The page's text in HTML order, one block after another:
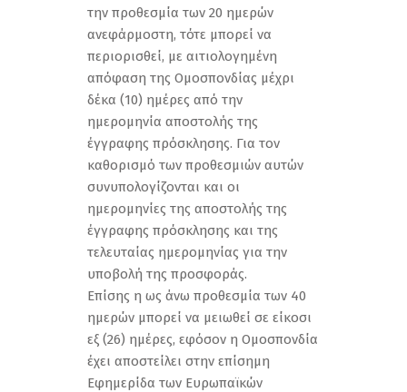
την προθεσμία των 20 ημερών
ανεφάρμοστη, τότε μπορεί να
περιορισθεί, με αιτιολογημένη
απόφαση της Ομοσπονδίας μέχρι
δέκα (10) ημέρες από την
ημερομηνία αποστολής της
έγγραφης πρόσκλησης. Για τον
καθορισμό των προθεσμιών αυτών
συνυπολογίζονται και οι
ημερομηνίες της αποστολής της
έγγραφης πρόσκλησης και της
τελευταίας ημερομηνίας για την
υποβολή της προσφοράς.
Επίσης η ως άνω προθεσμία των 40
ημερών μπορεί να μειωθεί σε είκοσι
εξ (26) ημέρες, εφόσον η Ομοσπονδία
έχει αποστείλει στην επίσημη
Εφημερίδα των Ευρωπαϊκών